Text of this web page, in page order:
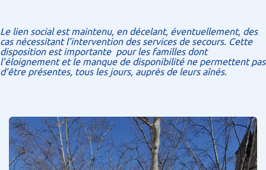
Le lien social est maintenu, en décelant, éventuellement, des
cas nécessitant l’intervention des services de secours. Cette
disposition est importante pour les familles dont
l’éloignement et le manque de disponibilité ne permettent pas
d’être présentes, tous les jours, auprès de leurs aînés.